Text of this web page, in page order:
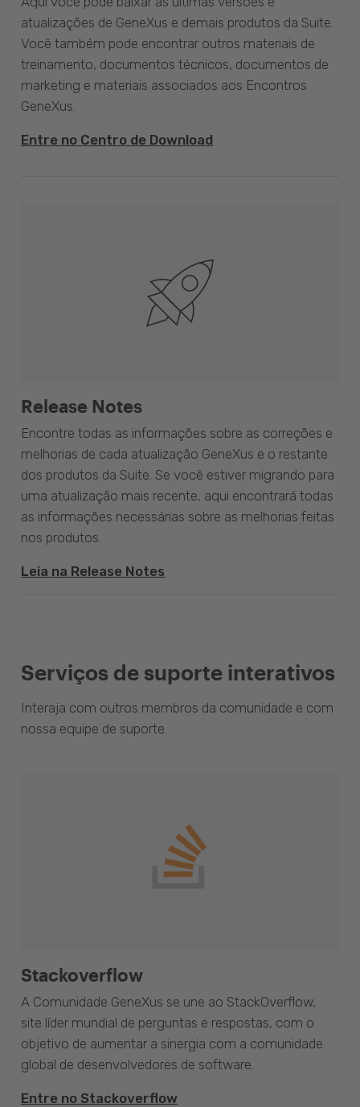
atualizações de GeneXus e demais produtos da Suite.
Você também pode encontrar outros materiais de
treinamento, documentos técnicos, documentos de
marketing e materiais associados aos Encontros
GeneXus.
Entre no Centro de Download
Release Notes
Encontre todas as informações sobre as correções e
melhorias de cada atualização GeneXus e o restante
dos produtos da Suite. Se você estiver migrando para
uma atualização mais recente, aqui encontrará todas
as informações necessárias sobre as melhorias feitas
nos produtos.
Leia na Release Notes
Serviços de suporte interativos
Interaja com outros membros da comunidade e com
nossa equipe de suporte.
Stackoverflow
A Comunidade GeneXus se une ao StackOverflow,
site líder mundial de perguntas e respostas, com o
objetivo de aumentar a sinergia com a comunidade
global de desenvolvedores de software.
Entre no Stackoverflow